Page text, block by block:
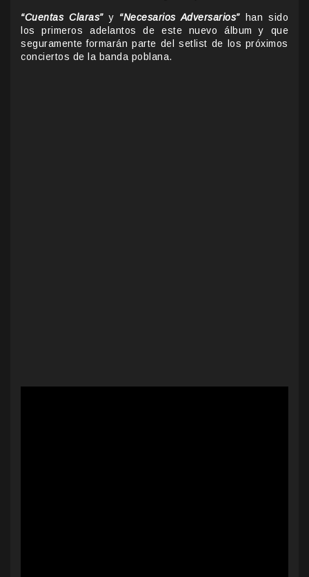
“Cuentas Claras”y “Necesarios Adversarios”han sido
los primeros adelantos de este nuevo álbum y que
seguramente formarán parte del setlist de los próximos
conciertos de la banda poblana.